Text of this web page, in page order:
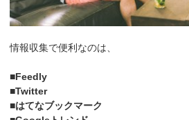
情報収集で便利なのは、
■Feedly
■Twitter
■はてなブックマーク